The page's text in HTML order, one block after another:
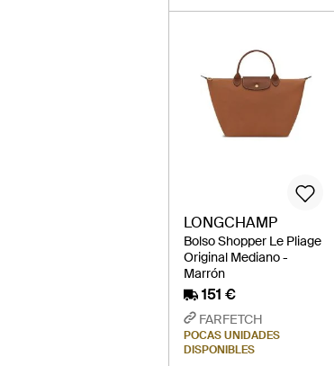
LONGCHAMP
Bolso Shopper Le Pliage
Original Mediano -
Marrón
151 €
FARFETCH
POCAS UNIDADES
DISPONIBLES